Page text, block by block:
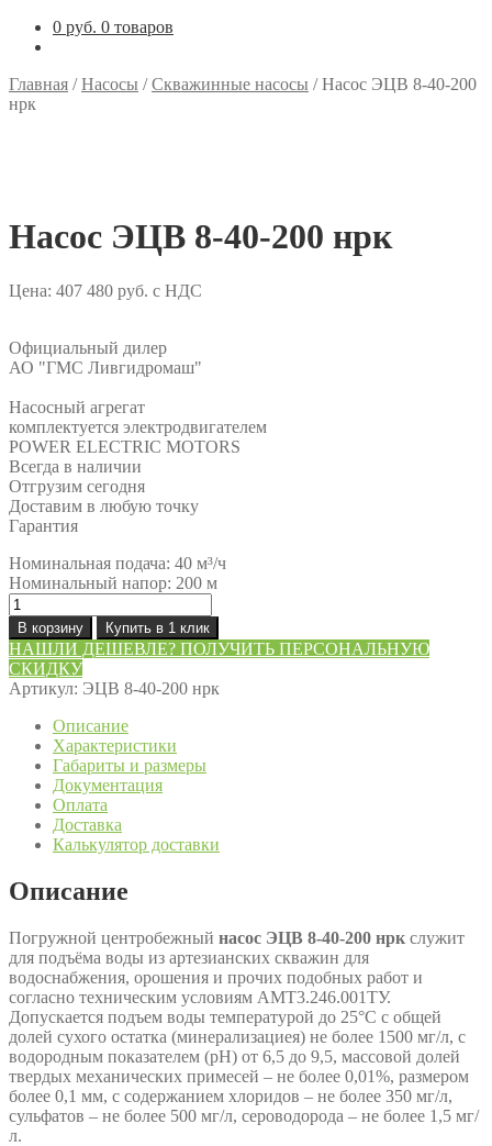
0 руб. 0 товаров
Главная /Насосы /Скважинные насосы /Насос ЭЦВ 8-40-200
нрк
Насос ЭЦВ 8-40-200 нрк
Цена: 407 480 руб. с НДС
Официальный дилер
АО "ГМС Ливгидромаш"
Насосный агрегат
комплектуется электродвигателем
POWER ELECTRIC MOTORS
Всегда в наличии
Отгрузим сегодня
Доставим в любую точку
Гарантия
Номинальная подача: 40 м³/ч
Номинальный напор: 200 м
Количество
товара
Насос
ЭЦВ
8-
40-
В корзину Купить в 1 клик
НАШЛИ ДЕШЕВЛЕ? ПОЛУЧИТЬ ПЕРСОНАЛЬНУЮ
СКИДКУ
Артикул: ЭЦВ 8-40-200 нрк
Описание
Характеристики
Габариты и размеры
Документация
Оплата
Доставка
Калькулятор доставки
Описание
Погружной центробежный насос ЭЦВ 8-40-200 нрк служит
для подъёма воды из артезианских скважин для
водоснабжения, орошения и прочих подобных работ и
согласно техническим условиям АМТ3.246.001ТУ.
Допускается подъем воды температурой до 25°С с общей
долей сухого остатка (минерализациея) не более 1500 мг/л, с
водородным показателем (рН) от 6,5 до 9,5, массовой долей
твердых механических примесей – не более 0,01%, размером
более 0,1 мм, с содержанием хлоридов – не более 350 мг/л,
сульфатов – не более 500 мг/л, сероводорода – не более 1,5 мг/
л.